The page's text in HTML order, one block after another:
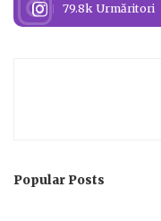
79.8k Urmăritori
Popular Posts